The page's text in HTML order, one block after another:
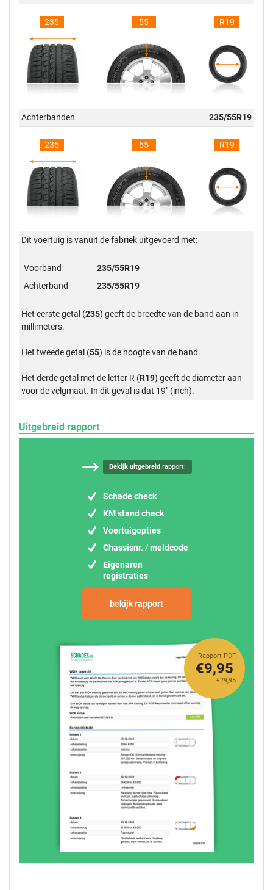
235 55 R19
Achterbanden 235/55R19
235 55 R19
Dit voertuig is vanuit de fabriek uitgevoerd met:
Voorband
235/55R19
Achterband
235/55R19
Het eerste getal (235) geeft de breedte van de band aan in
millimeters.
Het tweede getal (55) is de hoogte van de band.
Het derde getal met de letter R (R19) geeft de diameter aan
voor de velgmaat. In dit geval is dat 19" (inch).
Uitgebreid rapport
Bekijk uitgebreidrapport:
Schade check
KM stand check
Voertuigopties
Chassisnr. / meldcode
Eigenaren
registraties
bekijk rapport
Rapport PDF
€29,95
€9,95